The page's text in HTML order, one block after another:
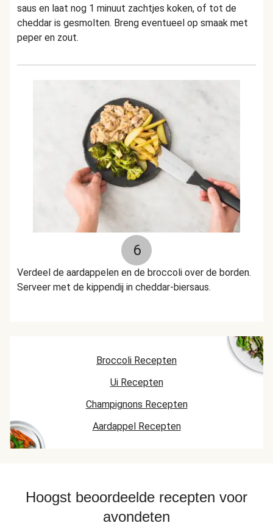
saus en laat nog 1 minuut zachtjes koken, of tot de
cheddar is gesmolten. Breng eventueel op smaak met
peper en zout.
6
Verdeel de aardappelen en de broccoli over de borden.
Serveer met de kippendij in cheddar-biersaus.
Broccoli Recepten
Ui Recepten
Champignons Recepten
Aardappel Recepten
Hoogst beoordeelde recepten voor
avondeten